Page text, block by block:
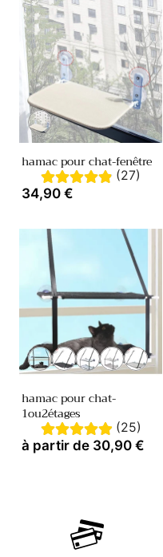
Variante
épuisée
indisponible
hamac pour chat-fenêtre
(27)
Prix
34,90 €
Variante
épuisée
indisponible
Variante
épuisée
indisponible
Variante
épuisée
indisponible
Variante
épuisée
indisponible
Variante
épuisée
hamac pour chat-
1ou2étages
(25)
Prix
à partir de 30,90 €